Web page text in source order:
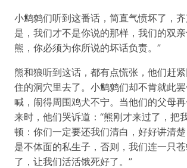
小鹪鹩们听到这番话，简直气愤坏了，
是，我们才不是你说的那样，我们的双亲
熊，你必须为你所说的坏话负责。”
熊和狼听到这话，都有点慌张，他们赶
住的洞穴里去了。小鹪鹩们却不肯就此
喊，闹得周围鸡犬不宁。当他们的父母
来时，他们哭诉道：“熊刚才来过了，把
顿：你们一定要还我们清白，好好讲清
是不体面的私生子，否则，我们连一只
了，让我们活活饿死好了。”